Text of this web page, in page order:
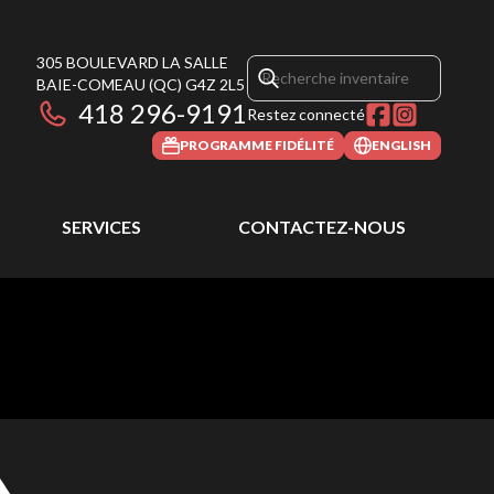
305 BOULEVARD LA SALLE
BAIE-COMEAU (QC) G4Z 2L5
418 296-9191Restez connecté
PROGRAMME FIDÉLITÉ ENGLISH
SERVICES CONTACTEZ-NOUS